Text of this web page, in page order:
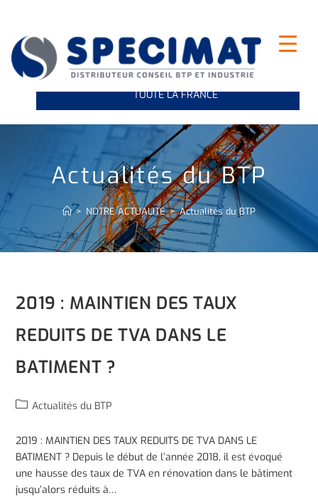
INDUSTRIE ET LEVAGE : NOUS VOUS LIVRONS SUR
TOUTE LA FRANCE
Actualités du BTP
> NOTRE ACTUALITÉ > Actualités du BTP
2019 : MAINTIEN DES TAUX
REDUITS DE TVA DANS LE
BATIMENT ?
Actualités du BTP
2019 : MAINTIEN DES TAUX REDUITS DE TVA DANS LE
BATIMENT ? Depuis le début de l’année 2018, il est évoqué
une hausse des taux de TVA en rénovation dans le bâtiment
jusqu’alors réduits à…